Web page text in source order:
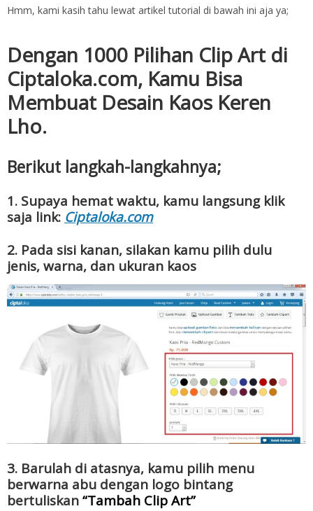
Hmm, kami kasih tahu lewat artikel tutorial di bawah ini aja ya;
Dengan 1000 Pilihan Clip Art di
Ciptaloka.com, Kamu Bisa
Membuat Desain Kaos Keren
Lho.
Berikut langkah-langkahnya;
1. Supaya hemat waktu, kamu langsung klik
saja link: Ciptaloka.com
2. Pada sisi kanan, silakan kamu pilih dulu
jenis, warna, dan ukuran kaos
3. Barulah di atasnya, kamu pilih menu
berwarna abu dengan logo bintang
bertuliskan“Tambah Clip Art”